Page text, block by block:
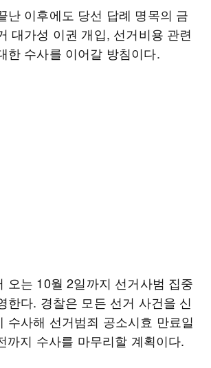
난 이후에도 당선 답례 명목의 금
대가성 이권 개입, 선거비용 관련
한 수사를 이어갈 방침이다.
오는 10월 2일까지 선거사범 집중
한다. 경찰은 모든 선거 사건을 신
수사해 선거범죄 공소시효 만료일
까지 수사를 마무리할 계획이다.